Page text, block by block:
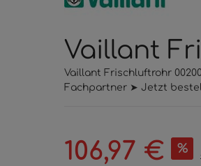
Vaillant
Vaillant Frischluftrohr
Fachpartner ➤ Jetzt
Verkaufspreis:
106,97 € %